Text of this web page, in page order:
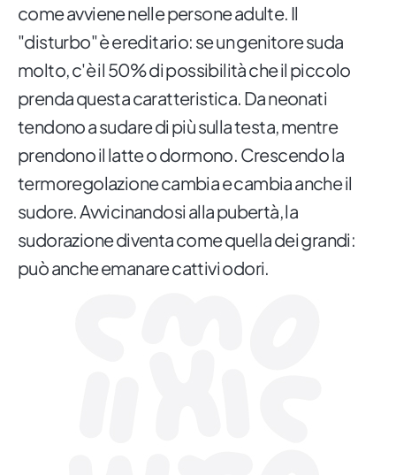
come avviene nelle persone adulte. Il
"disturbo" è ereditario: se un genitore suda
molto, c'è il 50% di possibilità che il piccolo
prenda questa caratteristica. Da neonati
tendono a sudare di più sulla testa, mentre
prendono il latte o dormono. Crescendo la
termoregolazione cambia e cambia anche il
sudore. Avvicinandosi alla pubertà, la
sudorazione diventa come quella dei grandi:
può anche emanare cattivi odori.